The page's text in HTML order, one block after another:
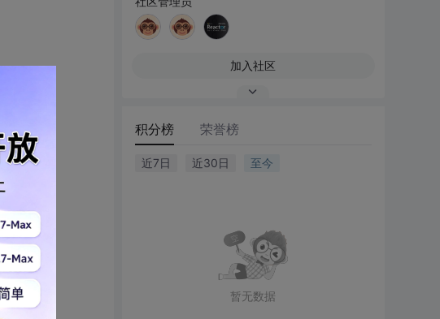
加入社区
积分榜 荣誉榜
近7日 近30日 至今
暂无数据